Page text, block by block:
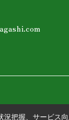
把握、サービス